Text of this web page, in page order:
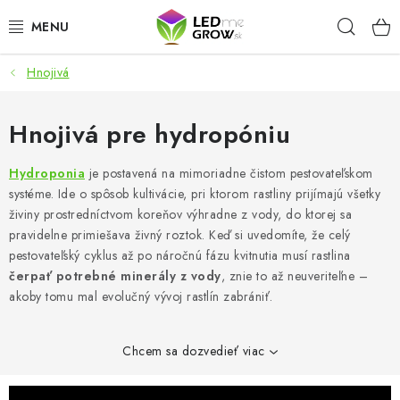
na
AKCIE
LED OSVETLENIE PRE RASTLINY
PESTOVATEĽSKÉ POTREBY
PRE AKVÁRIA
MICROGREENS
SMART GARDEN
Hodnotenie obchodu O nákupu
Blog
Obchodné podmienky
Predávané značky
Kontakt
Hnojivá
Hnojivá pre hydropóniu
Hydroponia je postavená na mimoriadne čistom pestovateľskom
systéme. Ide o spôsob kultivácie, pri ktorom rastliny prijímajú všetky
živiny prostredníctvom koreňov výhradne z vody, do ktorej sa
pravidelne primiešava živný roztok. Keď si uvedomíte, že celý
pestovateľský cyklus až po náročnú fázu kvitnutia musí rastlina
čerpať potrebné minerály z vody, znie to až neuveriteľne –
akoby tomu mal evolučný vývoj rastlín zabrániť.
Chcem sa dozvedieť viac